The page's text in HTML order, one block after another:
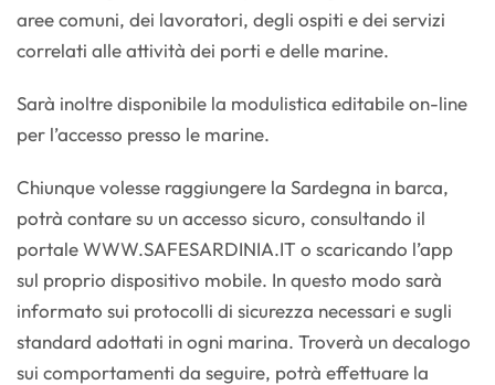
aree comuni, dei lavoratori, degli ospiti e dei servizi
correlati alle attività dei porti e delle marine.
Sarà inoltre disponibile la modulistica editabile on-line
per l’accesso presso le marine.
Chiunque volesse raggiungere la Sardegna in barca,
potrà contare su un accesso sicuro, consultando il
portale WWW.SAFESARDINIA.IT o scaricando l’app
sul proprio dispositivo mobile. In questo modo sarà
informato sui protocolli di sicurezza necessari e sugli
standard adottati in ogni marina. Troverà un decalogo
sui comportamenti da seguire, potrà effettuare la